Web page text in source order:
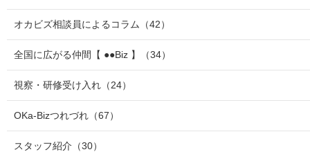
オカビズ相談員によるコラム （42）
全国に広がる仲間【 ●●Biz 】 （34）
視察・研修受け入れ （24）
OKa-Bizつれづれ （67）
スタッフ紹介 （30）